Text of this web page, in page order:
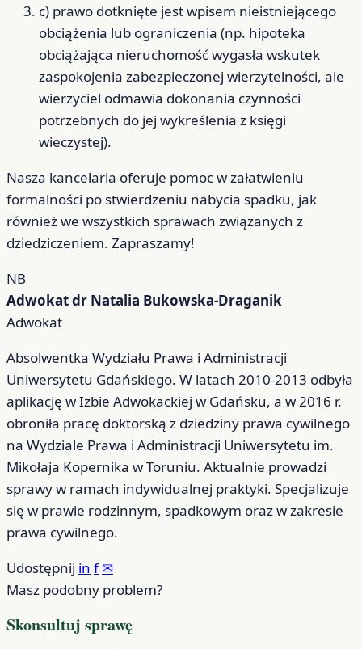
c) prawo dotknięte jest wpisem nieistniejącego
obciążenia lub ograniczenia (np. hipoteka
obciążająca nieruchomość wygasła wskutek
zaspokojenia zabezpieczonej wierzytelności, ale
wierzyciel odmawia dokonania czynności
potrzebnych do jej wykreślenia z księgi
wieczystej).
Nasza kancelaria oferuje pomoc w załatwieniu
formalności po stwierdzeniu nabycia spadku, jak
również we wszystkich sprawach związanych z
dziedziczeniem. Zapraszamy!
NB
Adwokat dr Natalia Bukowska-Draganik
Adwokat
Absolwentka Wydziału Prawa i Administracji
Uniwersytetu Gdańskiego. W latach 2010-2013 odbyła
aplikację w Izbie Adwokackiej w Gdańsku, a w 2016 r.
obroniła pracę doktorską z dziedziny prawa cywilnego
na Wydziale Prawa i Administracji Uniwersytetu im.
Mikołaja Kopernika w Toruniu. Aktualnie prowadzi
sprawy w ramach indywidualnej praktyki. Specjalizuje
się w prawie rodzinnym, spadkowym oraz w zakresie
prawa cywilnego.
Udostępnij in f ✉
Masz podobny problem?
Skonsultuj sprawę